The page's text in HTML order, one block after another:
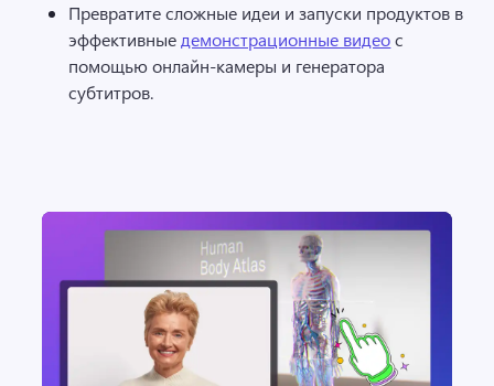
Превратите сложные идеи и запуски продуктов в
эффективные демонстрационные видео с
помощью онлайн-камеры и генератора
субтитров.